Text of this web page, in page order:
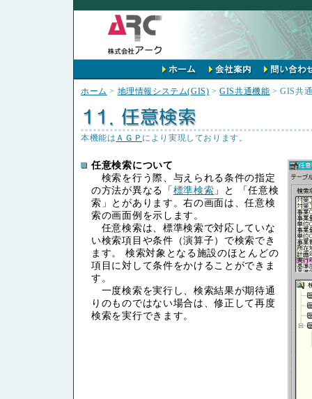
ホーム > 地理情報システム(GIS) >GIS共通機能 > GIS共
本機能は ＡＧＰ により実現しております。
任意検索について
検索を行う際、与えられる条件の指定
の方法が異なる「 標準検索 」と 「任意検
索」とがあります。右の画面は、任意検
索の画面例を示します。
任意検索は、標準検索で対応していな
い検索項目や条件（演算子）で検索でき
ます。 検索対象となる施設のほとんどの
項目に対して条件をかけることができま
す。
一度検索を実行し、検索結果が期待通
りのものではない場合は、修正して再度
検索を実行できます。